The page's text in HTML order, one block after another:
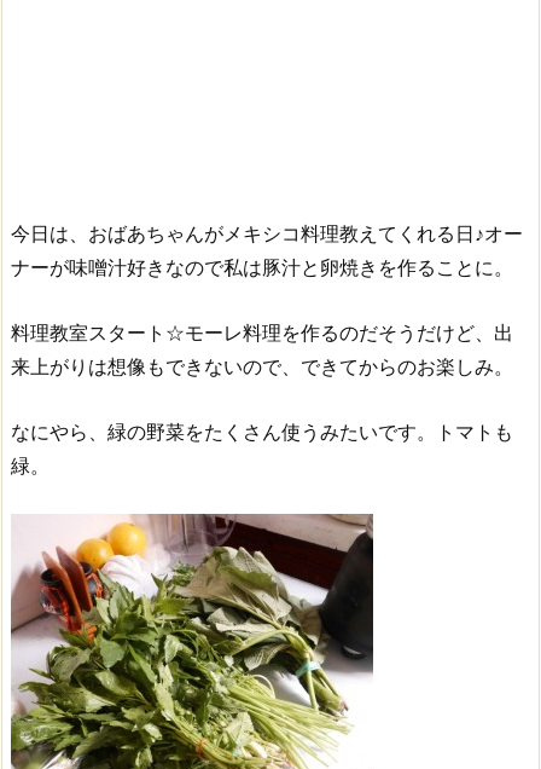
今日は、おばあちゃんがメキシコ料理教えてくれる日♪オー
ナーが味噌汁好きなので私は豚汁と卵焼きを作ることに。
料理教室スタート☆モーレ料理を作るのだそうだけど、出
来上がりは想像もできないので、できてからのお楽しみ。
なにやら、緑の野菜をたくさん使うみたいです。トマトも
緑。